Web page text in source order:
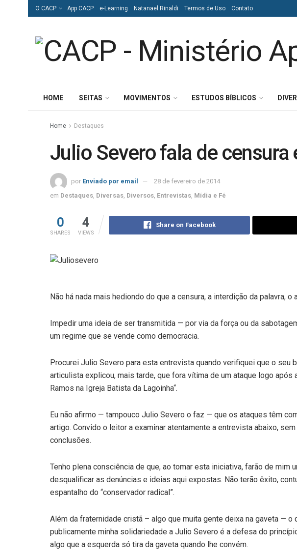
O CACP App CACP e-Learning Natanael Rinaldi Termos de Uso Contato
HOME SEITAS MOVIMENTOS ESTUDOS BÍBLICOS
Home Destaques
Julio Severo fala de censura
por Enviado por email
28 de fevereiro de 2014
em Destaques Diversas Diversos Entrevistas Mídia e Fé
0
SHARES
4
VIEWS
Share on Facebook
Não há nada mais hediondo do que a censura, a interdição da palavra,
Impedir uma ideia de ser transmitida — por via da força ou da
um regime que se vende como democracia.
Procurei Julio Severo para esta entrevista quando verifiquei que o seu
articulista explicou, mais tarde, que fora vítima de um ataque logo após
Ramos na Igreja Batista da Lagoinha“.
Eu não afirmo — tampouco Julio Severo o faz — que os ataques têm
artigo. Convido o leitor a examinar atentamente a entrevista abaixo,
conclusões.
Tenho plena consciência de que, ao tomar esta iniciativa, farão de mim
desqualificar as denúncias e ideias aqui expostas. Não terão êxito,
espantalho do “conservador radical”.
Além da fraternidade cristã – algo que muita gente deixa na gaveta — o
publicamente minha solidariedade a Julio Severo é a defesa do
algo que a esquerda só tira da gaveta quando lhe convém.